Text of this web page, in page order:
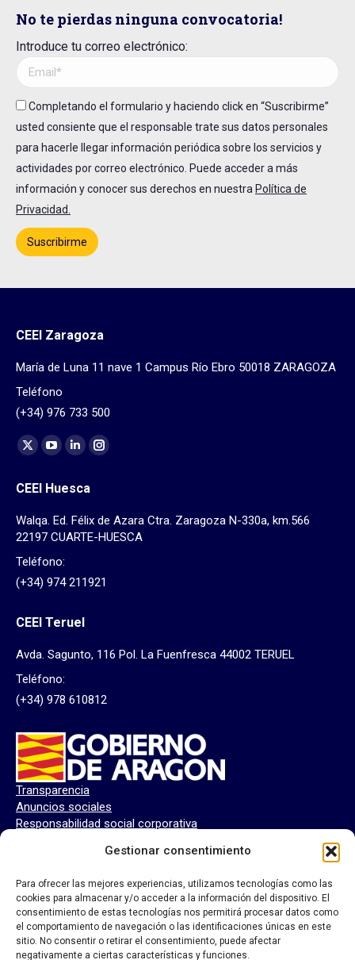
Gestionar consentimiento
Para ofrecer las mejores experiencias, utilizamos tecnologías como las
cookies para almacenar y/o acceder a la información del dispositivo. El
consentimiento de estas tecnologías nos permitirá procesar datos como
el comportamiento de navegación o las identificaciones únicas en este
sitio. No consentir o retirar el consentimiento, puede afectar
negativamente a ciertas características y funciones.
No te pierdas ninguna convocatoria!
Introduce tu correo electrónico:
Completando el formulario y haciendo click en “Suscribirme”
usted consiente que el responsable trate sus datos personales
para hacerle llegar información periódica sobre los servicios y
actividades por correo electrónico. Puede acceder a más
información y conocer sus derechos en nuestra Política de
Privacidad.
CEEI Zaragoza
María de Luna 11 nave 1 Campus Río Ebro 50018 ZARAGOZA
Teléfono
(+34) 976 733 500
Find us on:
X
opens
in
new
window
YouTube
opens
in
new
window
Linkedin
opens
in
new
Instagram
in
new
CEEI Huesca
Walqa. Ed. Félix de Azara Ctra. Zaragoza N-330a, km.566
22197 CUARTE-HUESCA
Teléfono:
(+34) 974 211921
CEEI Teruel
Avda. Sagunto, 116 Pol. La Fuenfresca 44002 TERUEL
Teléfono:
(+34) 978 610812
Transparencia
Anuncios sociales
Responsabilidad social corporativa